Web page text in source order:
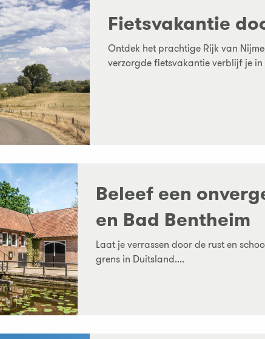
Fietsvakantie
Ontdek het prachtige Rijk van
verzorgde fietsvakantie verblijf je in
Beleef een
en Bad Bentheim
Laat je verrassen door de rust en
grens in Duitsland....